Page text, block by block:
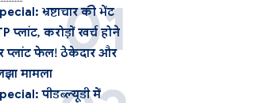
भ्रष्टाचार की भेंट
प्लांट, करोड़ों खर्च होने
प्लांट फेल! ठेकेदार और
मामला
पीडब्ल्यूडी में